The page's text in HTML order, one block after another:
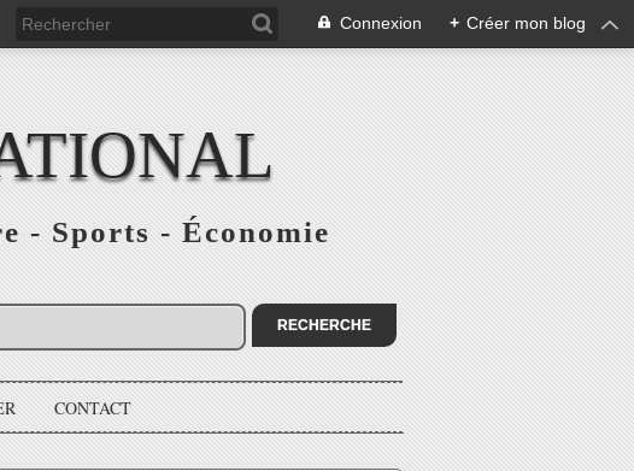
Connexion + Créer mon blog
- Sports - Économie
CONTACT